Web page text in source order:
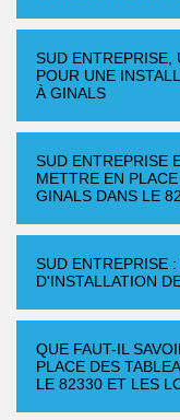
SUD ENTREPRISE,
POUR UNE
À GINALS
SUD ENTREPRISE
METTRE EN
GINALS DANS LE
SUD ENTREPRISE
D'INSTALLATION
QUE FAUT-IL
PLACE DES
LE 82330 ET LES